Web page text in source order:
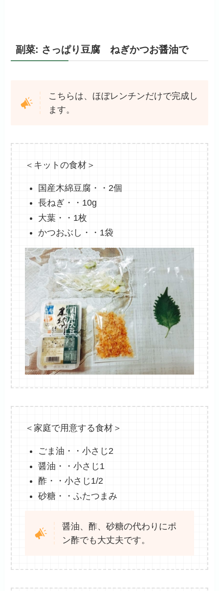
副菜: さっぱり豆腐 ねぎかつお醤油で
こちらは、ほぼレンチンだけで完成し
ます。
＜キットの食材＞
国産木綿豆腐・・2個
長ねぎ・・10g
大葉・・1枚
かつおぶし・・1袋
＜家庭で用意する食材＞
ごま油・・小さじ2
醤油・・小さじ1
酢・・小さじ1/2
砂糖・・ふたつまみ
醤油、酢、砂糖の代わりにポ
ン酢でも大丈夫です。